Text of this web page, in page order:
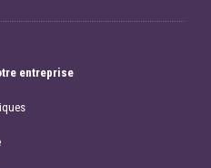
entreprise